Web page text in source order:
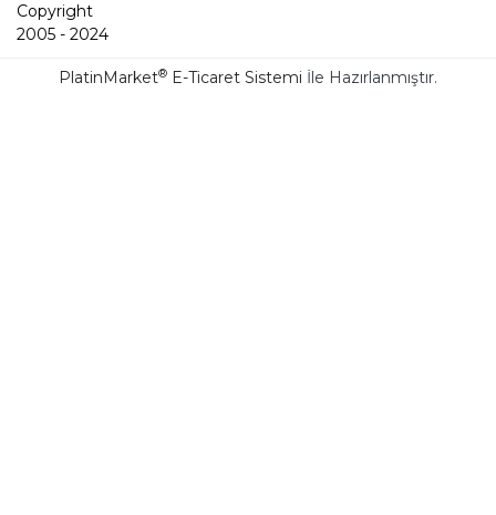
Copyright
2005 - 2024
PlatinMarket® E-Ticaret Sistemi İle Hazırlanmıştır.